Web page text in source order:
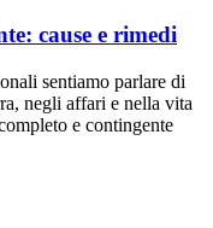
cause e rimedi
sentiamo parlare di
negli affari e nella vita
e contingente